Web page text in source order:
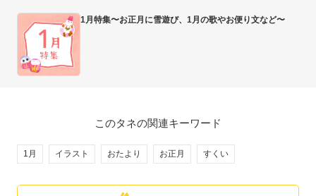
1月特集〜お正月に雪遊び、1月の歌やお便り文など〜
このタネの関連キーワード
1月 イラスト おたより お正月 すくい